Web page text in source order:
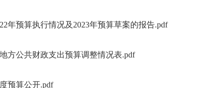
年预算执行情况及2023年预算草案的报告.pdf
方公共财政支出预算调整情况表.pdf
预算公开.pdf